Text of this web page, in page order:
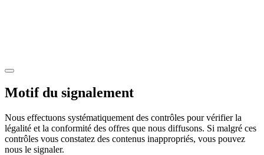
Motif du signalement
Nous effectuons systématiquement des contrôles pour vérifier la
légalité et la conformité des offres que nous diffusons. Si malgré ces
contrôles vous constatez des contenus inappropriés, vous pouvez
nous le signaler.